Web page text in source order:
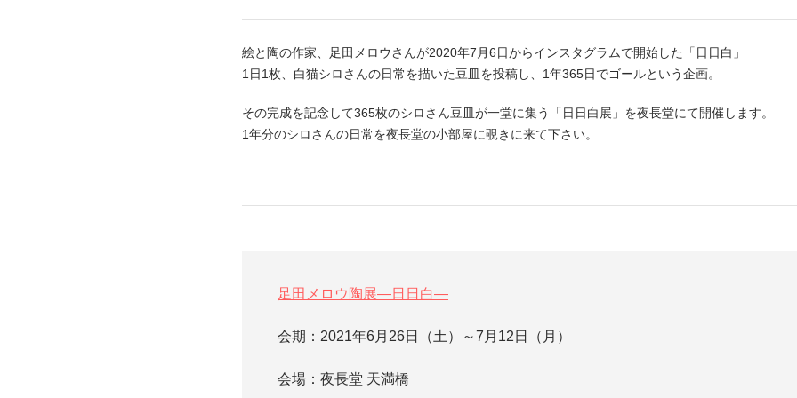
絵と陶の作家、足田メロウさんが2020年7月6日からインスタグラムで開始した「日日白」
1日1枚、白猫シロさんの日常を描いた豆皿を投稿し、1年365日でゴールという企画。
その完成を記念して365枚のシロさん豆皿が一堂に集う「日日白展」を夜長堂にて開催します。
1年分のシロさんの日常を夜長堂の小部屋に覗きに来て下さい。
足田メロウ陶展―日日白―
会期：2021年6月26日（土）～7月12日（月）
会場：夜長堂 天満橋